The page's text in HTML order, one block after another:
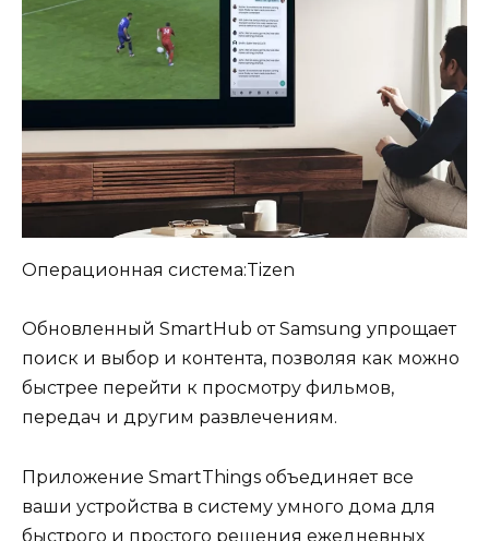
Операционная система:Tizen
Обновленный SmartHub от Samsung упрощает
поиск и выбор и контента, позволяя как можно
быстрее перейти к просмотру фильмов,
передач и другим развлечениям.
Приложение SmartThings объединяет все
ваши устройства в систему умного дома для
быстрого и простого решения ежедневных